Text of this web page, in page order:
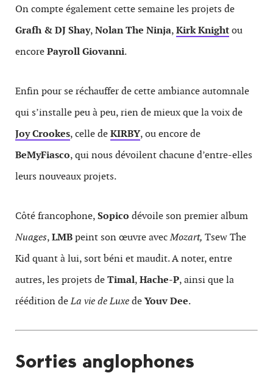
On compte également cette semaine les projets de
Grafh & DJ Shay,Nolan The Ninja,Kirk Knightou
encorePayroll Giovanni.
Enfin pour se réchauffer de cette ambiance automnale
qui s’installe peu à peu, rien de mieux que la voix de
Joy Crookes, celle deKIRBY, ou encore de
BeMyFiasco, qui nous dévoilent chacune d’entre-elles
leurs nouveaux projets.
Côté francophone,Sopico dévoile son premier album
Nuages,LMBpeint son œuvre avecMozart, Tsew The
Kid quant à lui, sort béni et maudit. A noter, entre
autres, les projets deTimal,Hache-P, ainsi que la
réédition deLa vie de LuxedeYouv Dee.
Sorties anglophones